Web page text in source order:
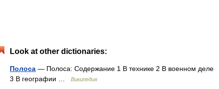
Look at other dictionaries:
Полоса — Полоса: Содержание 1 В технике 2 В военном деле
3 В географии …
Википедия